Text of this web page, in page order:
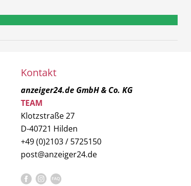
Kontakt
anzeiger24.de GmbH & Co. KG
TEAM
Klotzstraße 27
D-40721 Hilden
+49 (0)2103 / 5725150
post@anzeiger24.de